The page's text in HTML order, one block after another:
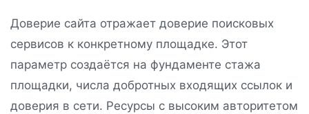
Доверие сайта отражает доверие поисковых
сервисов к конкретному площадке. Этот
параметр создаётся на фундаменте стажа
площадки, числа добротных входящих ссылок и
доверия в сети. Ресурсы с высоким авторитетом